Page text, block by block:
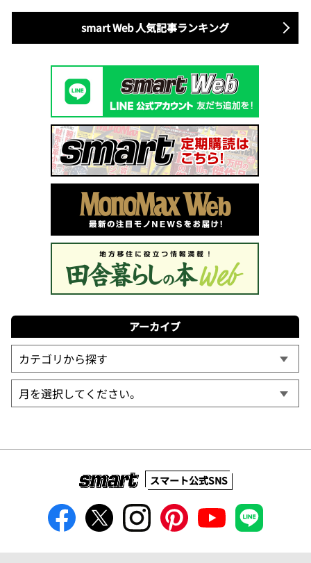
smart Web 人気記事ランキング
アーカイブ
スマート公式SNS